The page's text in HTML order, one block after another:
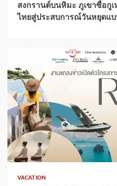
สงกรานต์บนหิมะ ภูเขาซื่อกู
ไทยสู่ประสบการณ์วันหยุดแ
1 min read
VACATION